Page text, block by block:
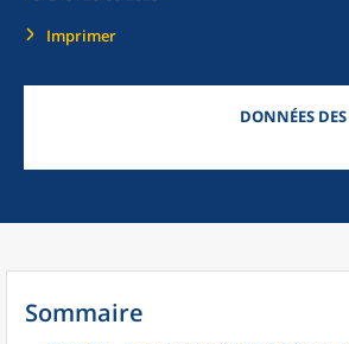
Imprimer
DONNÉES
Sommaire